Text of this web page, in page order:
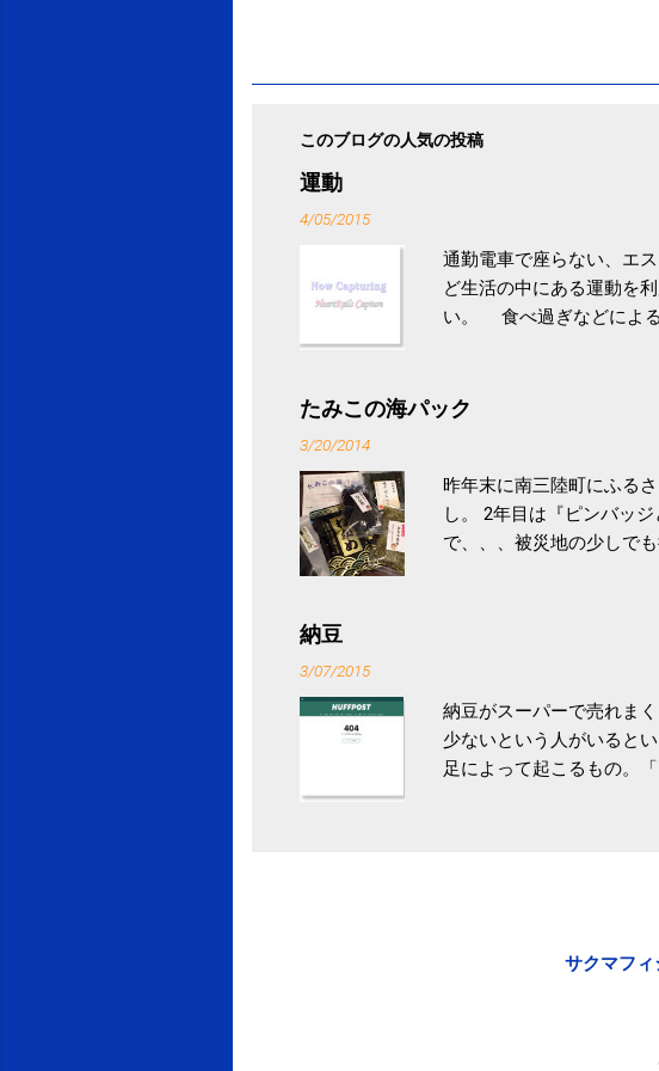
このブログの人気の投稿
運動
4/05/2015
通勤電車で座らない、エ
ど生活の中にある運動を
い。 食べ過ぎなどによる
ル性脂肪性肝疾患。体重
続けることが有用」とし
たみこの海パック
3/20/2014
昨年末に南三陸町にふる
し。 2年目は『ピンバッ
で、、、被災地の少しで
税になるということもあ
納豆
3/07/2015
納豆がスーパーで売れま
少ないという人がいると
足によって起こるもの。
いためには、食生活で「
豆」！ 1日1パックでコ
味しい食べかた」は、 ・
目安が30回～40回程度。
り一層引き立つそうです
サクマフ